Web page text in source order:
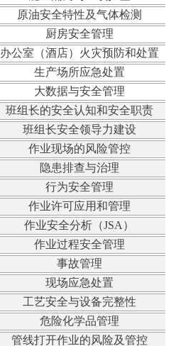
原油安全特性及气体检测
厨房安全管理
办公室（酒店）火灾预防和处置
生产场所应急处置
大数据与安全管理
班组长的安全认知和安全职责
班组长安全领导力建设
作业现场的风险管控
隐患排查与治理
行为安全管理
作业许可应用和管理
作业安全分析（JSA）
作业过程安全管理
事故管理
现场应急处置
工艺安全与设备完整性
危险化学品管理
管线打开作业的风险及管控